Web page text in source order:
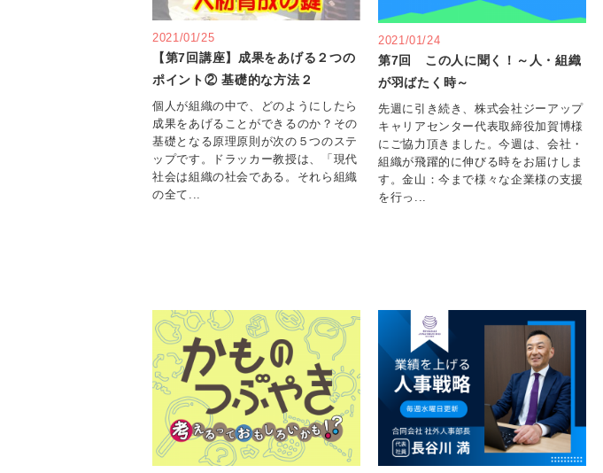
2021/01/25
【第7回講座】成果をあげる２つの
ポイント② 基礎的な方法２
個人が組織の中で、どのようにしたら
成果をあげることができるのか？その
基礎となる原理原則が次の５つのステ
ップです。ドラッカー教授は、「現代
社会は組織の社会である。それら組織
の全て...
2021/01/24
第7回 この人に聞く！～人・組織
が羽ばたく時～
先週に引き続き、株式会社ジーアップ
キャリアセンター代表取締役加賀博様
にご協力頂きました。今週は、会社・
組織が飛躍的に伸びる時をお届けしま
す。金山：今まで様々な企業様の支援
を行っ...